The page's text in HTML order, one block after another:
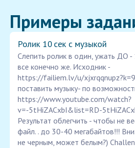
Примеры
Ролик 10 сек с музыкой
Cлепить ролик в один, ужать ДО -
все конечно же. Исходник -
https://failiem.lv/u/
поставить музыку- по
https://www.youtube.com/watch?
v=-5tHiZACxbI&list=RD-
Результат облегчить - чтобы не
файл. . до 30-40 мегабайтов!!!
не черным, может белым?)